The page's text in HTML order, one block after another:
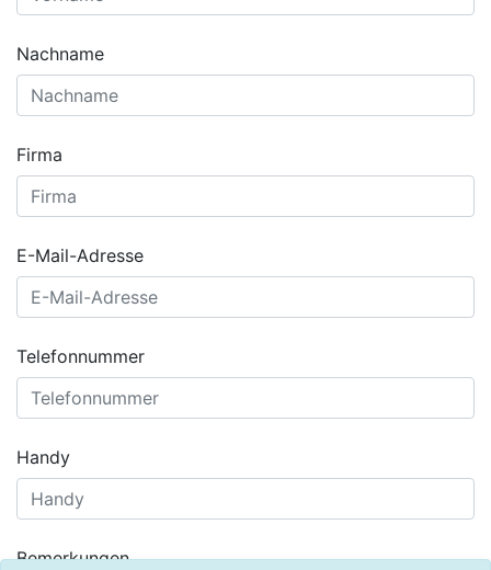
Nachname
Firma
E-Mail-Adresse
Telefonnummer
Handy
Bemerkungen